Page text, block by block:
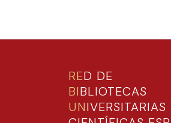
RED DE
BIBLIOTECAS
UNIVERSITARIAS